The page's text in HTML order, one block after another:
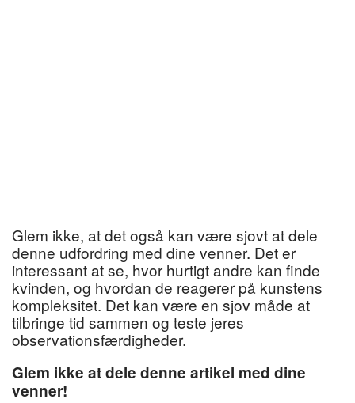
Glem ikke, at det også kan være sjovt at dele
denne udfordring med dine venner. Det er
interessant at se, hvor hurtigt andre kan finde
kvinden, og hvordan de reagerer på kunstens
kompleksitet. Det kan være en sjov måde at
tilbringe tid sammen og teste jeres
observationsfærdigheder.
Glem ikke at dele denne artikel med dine
venner!